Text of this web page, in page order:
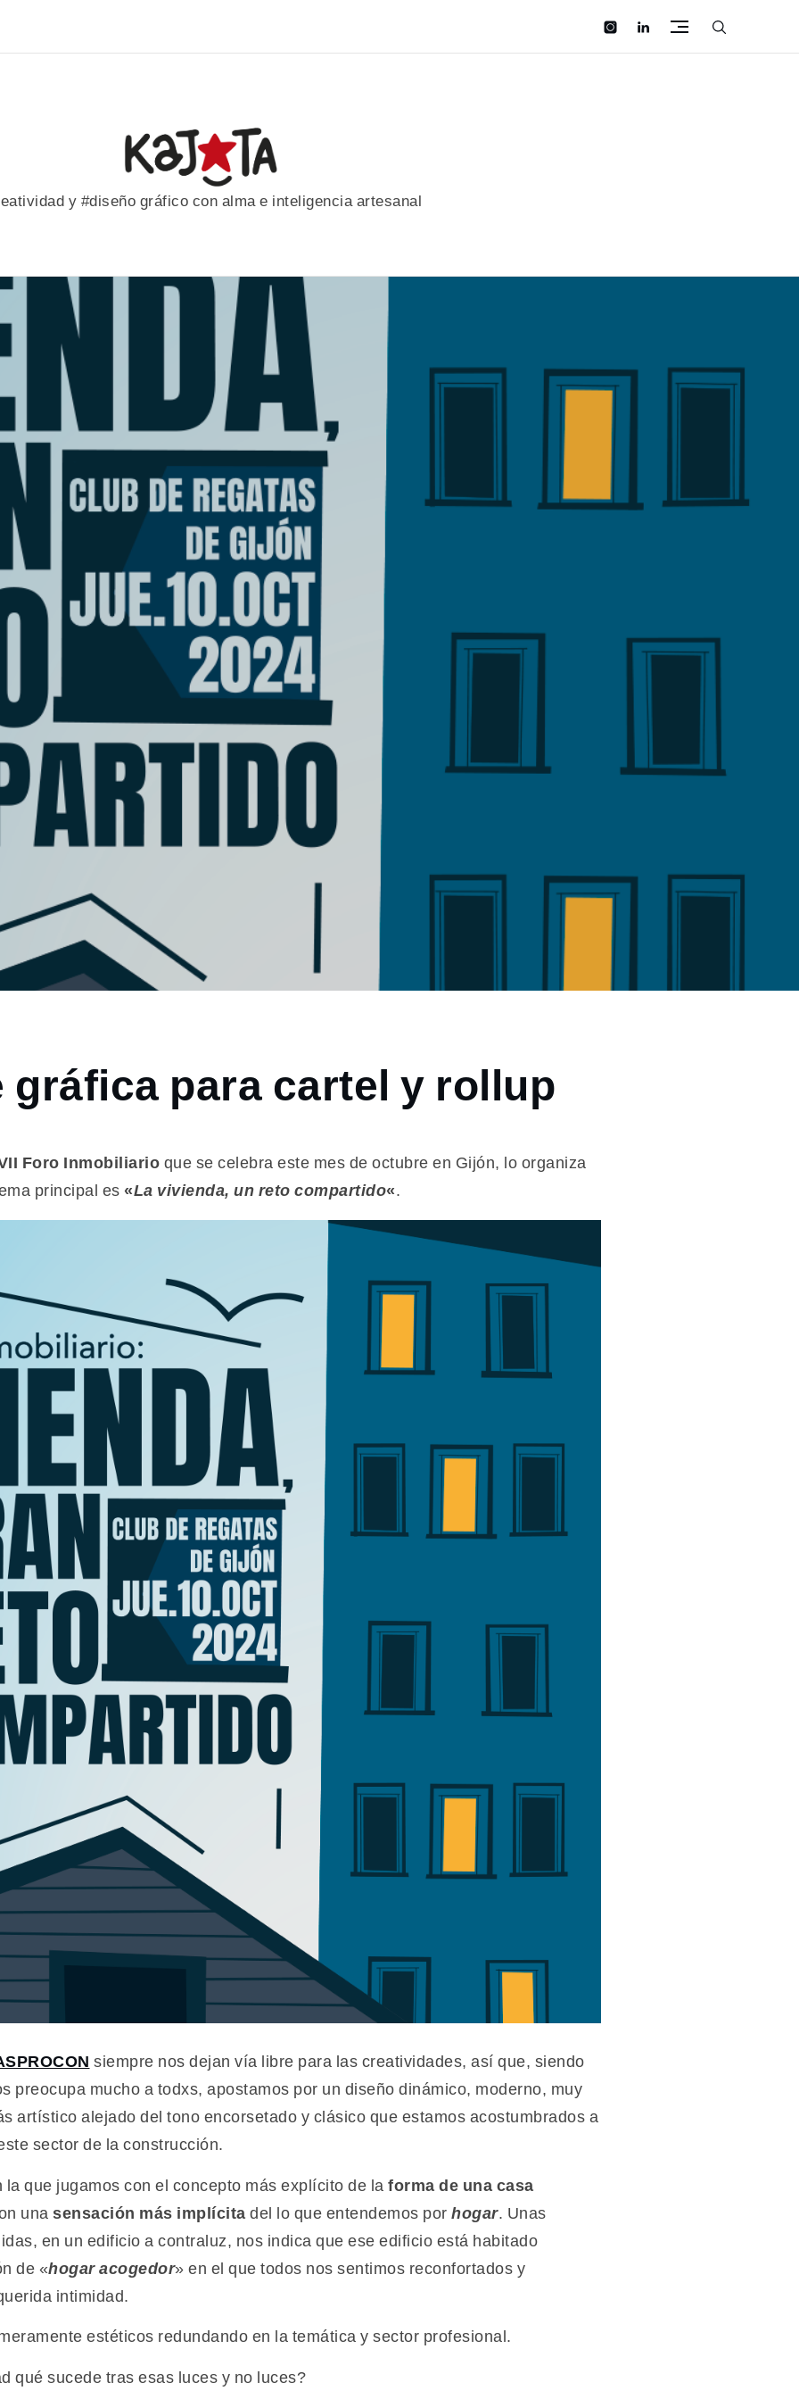
instagram
linkedin
y #diseño gráfico con alma e inteligencia artesanal
gráfica para cartel y rollup
Foro Inmobiliario que se celebra este mes de octubre en Gijón, lo organiza
principal es «La vivienda, un reto compartido«.
siempre nos dejan vía libre para las creatividades, así que, siendo
preocupa mucho a todxs, apostamos por un diseño dinámico, moderno, muy
artístico alejado del tono encorsetado y clásico que estamos acostumbrados a
sector de la construcción.
que jugamos con el concepto más explícito de la forma de una casa
una sensación más implícita del lo que entendemos por hogar. Unas
en un edificio a contraluz, nos indica que ese edificio está habitado
de «hogar acogedor» en el que todos nos sentimos reconfortados y
intimidad.
estéticos redundando en la temática y sector profesional.
qué sucede tras esas luces y no luces?